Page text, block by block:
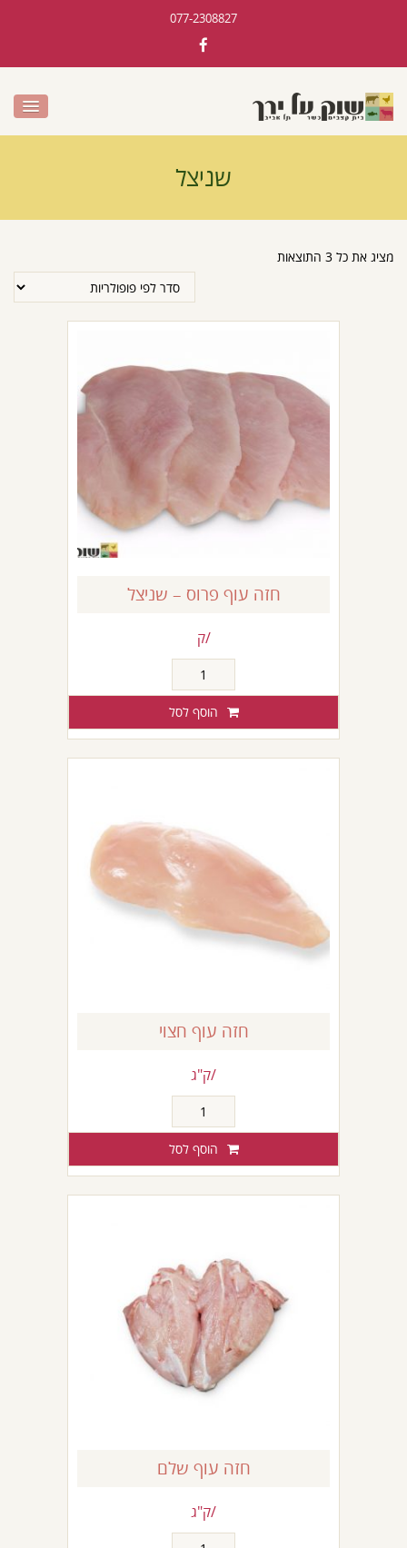
077-2308827
שניצל
מציג את כל 3 התוצאות
חזה עוף פרוס – שניצל
/ק
של
חזה
עוף
הוסף לסל
חזה עוף חצוי
/ק"ג
של
חזה
עוף
הוסף לסל
חזה עוף שלם
/ק"ג